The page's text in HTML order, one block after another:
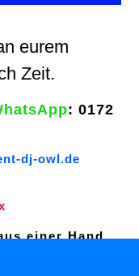
eurem
Zeit.
: 0172
dj-owl.de
einer Hand.